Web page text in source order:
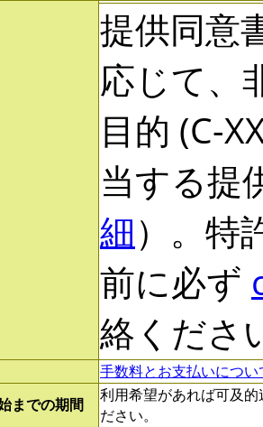
提供同意
応じて、
目的 (C-
当する提
細）。特
前に必ず
絡くださ
手数料とお支払いにつ
までの期間
利用希望があれば可及
ださい。